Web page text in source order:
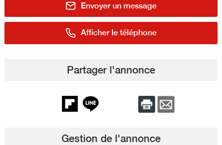
Envoyer un message
Afficher le téléphone
Partager l'annonce
Gestion de l'annonce